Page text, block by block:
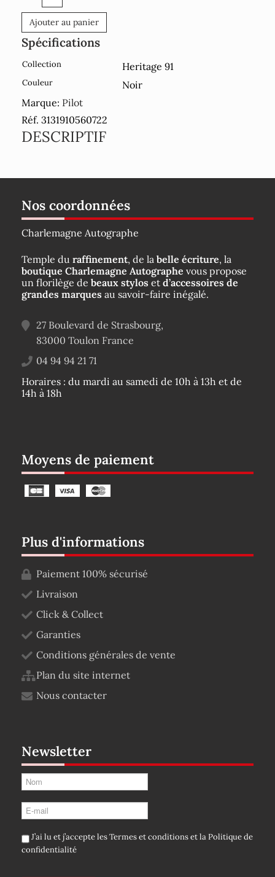
Ajouter au panier
Spécifications
Collection Heritage 91
Couleur
Noir
Marque: Pilot
Réf. 3131910560722
DESCRIPTIF
Nos coordonnées
Charlemagne Autographe
Temple du raffinement, de la belle écriture, la
boutique Charlemagne Autographe vous propose
un florilège de beaux stylos et d’accessoires de
grandes marques au savoir-faire inégalé.
27 Boulevard de Strasbourg,
83000 Toulon France
04 94 94 21 71
Horaires : du mardi au samedi de 10h à 13h et de
14h à 18h
Moyens de paiement
Plus d'informations
Paiement 100% sécurisé
Livraison
Click & Collect
Garanties
Conditions générales de vente
Plan du site internet
Nous contacter
Newsletter
J’ai lu et j’accepte lesTermes et conditionset laPolitique de
confidentialité